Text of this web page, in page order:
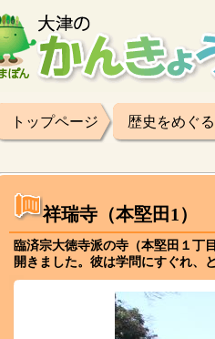
トップページ 歴史をめぐ
祥瑞寺（本堅田1）
臨済宗大徳寺派の寺（本堅田１丁
開きました。彼は学問にすぐれ、